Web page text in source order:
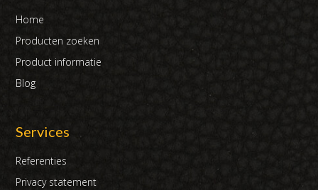
Home
Producten zoeken
Product informatie
Blog
Services
Referenties
Privacy statement